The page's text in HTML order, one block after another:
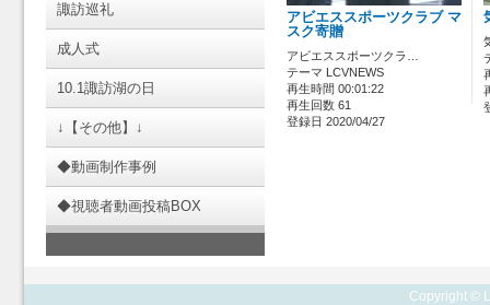
諏訪巡礼
成人式
10.1諏訪湖の日
↓【その他】↓
◆動画制作事例
◆視聴者動画投稿BOX
アビエススポーツクラブ マ
スク寄贈
アビエススポーツクラ…
テーマ LCVNEWS
再生時間 00:01:22
再生回数 61
登録日 2020/04/27
Copyright ©